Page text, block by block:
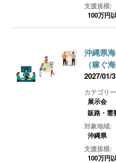
支援規模:
100万円
沖縄県
（稼ぐ
2027/01/
カテゴリ
展示会
販路・需
対象地域:
沖縄県
支援規模:
100万円